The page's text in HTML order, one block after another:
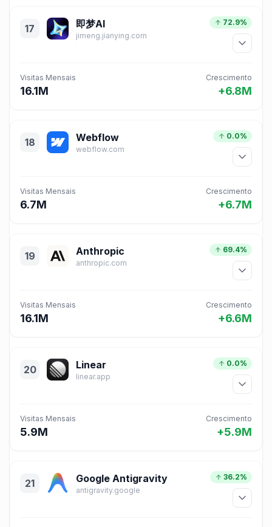
17 即梦AI
jimeng.jianying.com
72.9%
Visitas Mensais
16.1M
Crescimento
+6.8M
18 Webflow
webflow.com
0.0%
Visitas Mensais
6.7M
Crescimento
+6.7M
19 Anthropic
anthropic.com
69.4%
Visitas Mensais
16.1M
Crescimento
+6.6M
20 Linear
linear.app
0.0%
Visitas Mensais
5.9M
Crescimento
+5.9M
21 Google Antigravity
antigravity.google
36.2%